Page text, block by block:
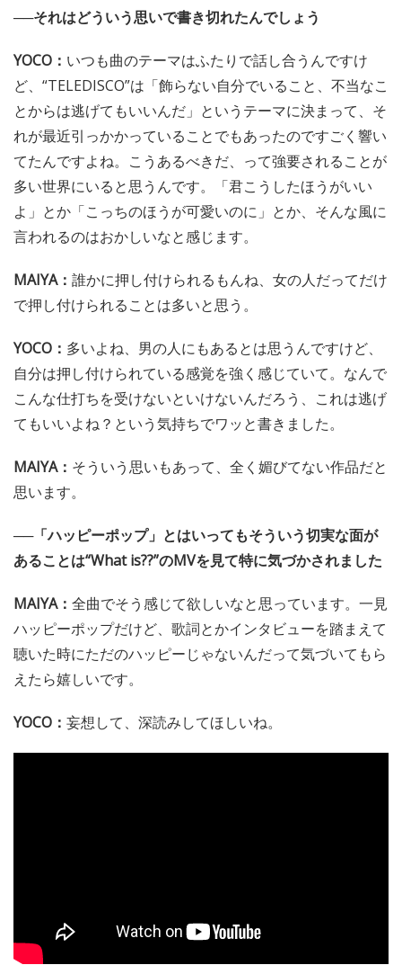
──それはどういう思いで書き切れたんでしょう
YOCO： いつも曲のテーマはふたりで話し合うんですけ
ど、“TELEDISCO”は「飾らない自分でいること、不当なこ
とからは逃げてもいいんだ」というテーマに決まって、そ
れが最近引っかかっていることでもあったのですごく響い
てたんですよね。こうあるべきだ、って強要されることが
多い世界にいると思うんです。「君こうしたほうがいい
よ」とか「こっちのほうが可愛いのに」とか、そんな風に
言われるのはおかしいなと感じます。
MAIYA： 誰かに押し付けられるもんね、女の人だってだけ
で押し付けられることは多いと思う。
YOCO： 多いよね、男の人にもあるとは思うんですけど、
自分は押し付けられている感覚を強く感じていて。なんで
こんな仕打ちを受けないといけないんだろう、これは逃げ
てもいいよね？という気持ちでワッと書きました。
MAIYA： そういう思いもあって、全く媚びてない作品だと
思います。
──「ハッピーポップ」とはいってもそういう切実な面が
あることは“What is??”のMVを見て特に気づかされました
MAIYA： 全曲でそう感じて欲しいなと思っています。一見
ハッピーポップだけど、歌詞とかインタビューを踏まえて
聴いた時にただのハッピーじゃないんだって気づいてもら
えたら嬉しいです。
YOCO： 妄想して、深読みしてほしいね。